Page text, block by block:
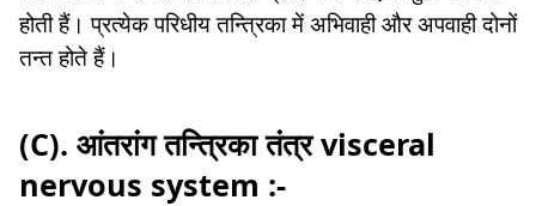
होती हैं। प्रत्येक परिधीय तन्त्रिका में अभिवाही और अपवाही दोनों
तन्त होते हैं।
(C). आंतरांग तन्त्रिका तंत्र visceral
nervous system :-